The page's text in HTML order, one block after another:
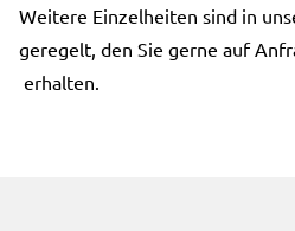
Weitere Einzelheiten sind in
geregelt, den Sie gerne auf
erhalten.